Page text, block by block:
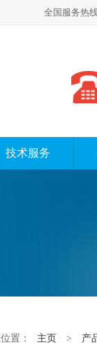
全国服务热
技术服务
置： 主页 > 产